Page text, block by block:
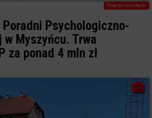
Powiat ostrołecki
Poradni Psychologiczno-
w Myszyńcu. Trwa
za ponad 4 mln zł